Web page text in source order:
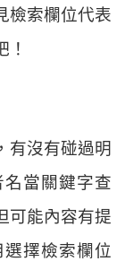
檢索欄位代表
有沒有碰過明
當關鍵字查
可能內容有提
擇檢索欄位